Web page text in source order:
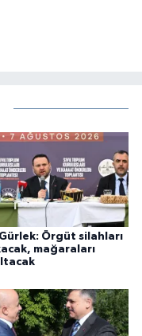
Gürlek: Örgüt silahları
mağaraları